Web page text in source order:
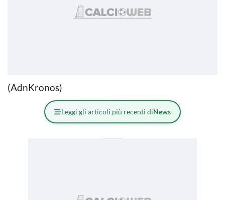
(AdnKronos)
Leggi gli articoli più recenti diNews